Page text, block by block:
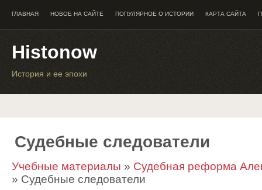
ГЛАВНАЯ НОВОЕ НА САЙТЕ ПОПУЛЯРНОЕ О ИСТОРИИ КАРТА САЙТА
Histonow
История и ее эпохи
Судебные следователи
Учебные материалы » Судебная реформа
» Судебные следователи